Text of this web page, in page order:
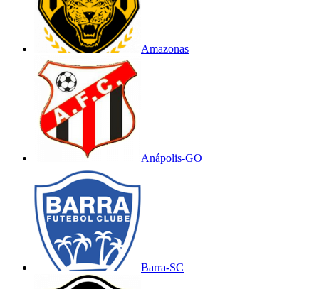
Amazonas
Anápolis-GO
Barra-SC